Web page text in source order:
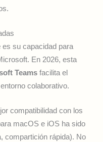
su capacidad para
En 2026, esta
Teams facilita el
colaborativo.
compatibilidad con los
macOS e iOS ha sido
compartición rápida). No